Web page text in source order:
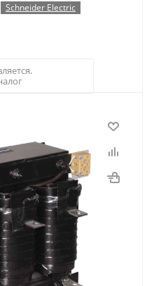
Schneider Electric